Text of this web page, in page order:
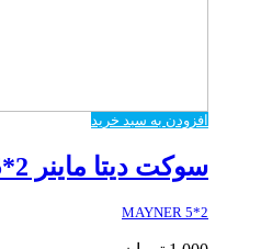
افزودن به سبد خرید
سوکت دیتا ماینر 2*5 مادگی
2*5 MAYNER